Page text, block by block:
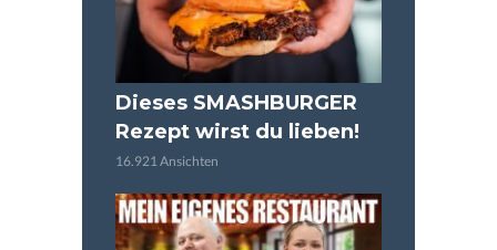
Dieses SMASHBURGER
Rezept wirst du lieben!
16.921 Ansichten